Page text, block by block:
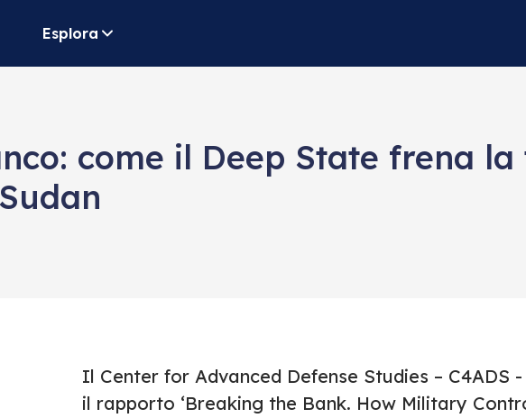
Esplora
come il Deep State frena
Il Center for Advanced Defense Studies – C4ADS
il rapporto ‘Breaking the Bank. How Military